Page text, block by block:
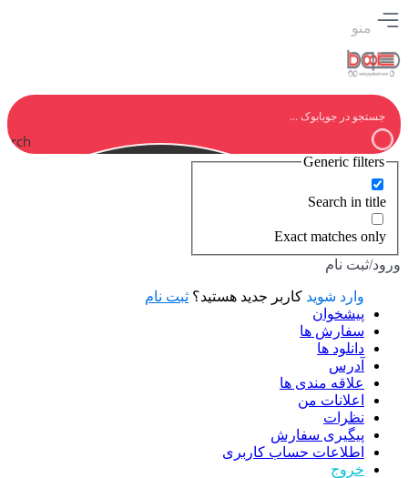
منو
Generic filters
Search in title
Exact matches only
ورود/ثبت نام
وارد شوید کاربر جدید هستید؟ ثبت نام
پیشخوان
سفارش ها
دانلود ها
آدرس
علاقه مندی ها
اعلانات من
نظرات
پیگیری سفارش
اطلاعات حساب كاربری
خروج